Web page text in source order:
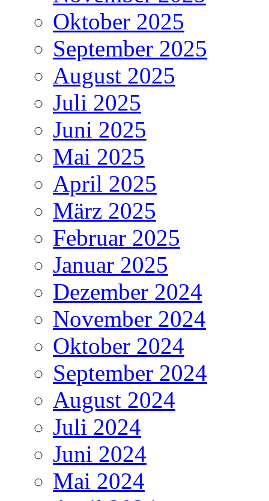
Oktober 2025
September 2025
August 2025
Juli 2025
Juni 2025
Mai 2025
April 2025
März 2025
Februar 2025
Januar 2025
Dezember 2024
November 2024
Oktober 2024
September 2024
August 2024
Juli 2024
Juni 2024
Mai 2024